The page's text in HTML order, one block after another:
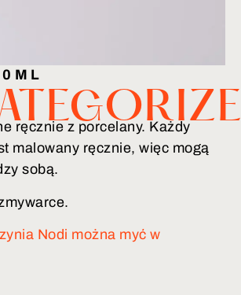
ręcznie z porcelany. Każdy
malowany ręcznie, więc mogą
sobą.
Nodi można myć w